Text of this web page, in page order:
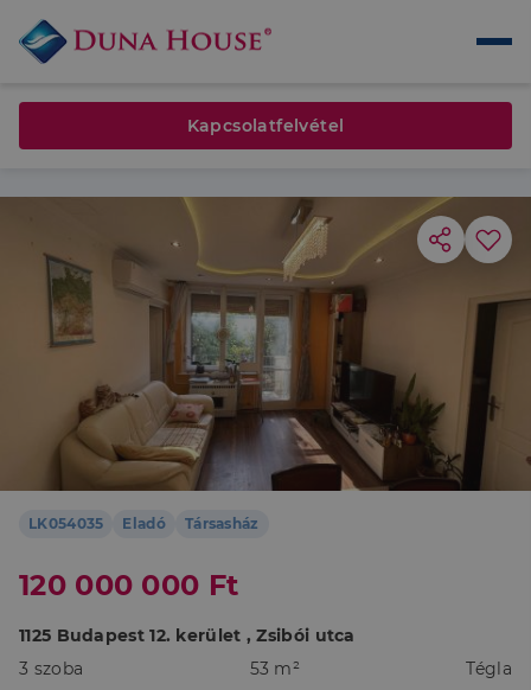
LK054035 Eladó Társasház
120 000 000 Ft
1125 Budapest 12. kerület , Zsibói utca
3 szoba
53 m²
Tégla
Kapcsolatfelvétel